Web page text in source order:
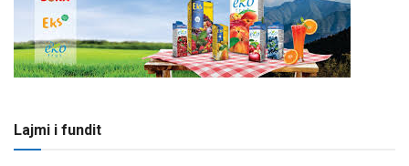
Lajmi i fundit